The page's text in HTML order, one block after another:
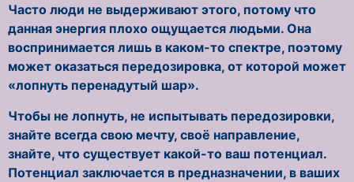
Часто люди не выдерживают этого, потому что
данная энергия плохо ощущается людьми. Она
воспринимается лишь в каком-то спектре, поэтому
может оказаться передозировка, от которой может
«лопнуть перенадутый шар».
Чтобы не лопнуть, не испытывать передозировки,
знайте всегда свою мечту, своё направление,
знайте, что существует какой-то ваш потенциал.
Потенциал заключается в предназначении, в ваших